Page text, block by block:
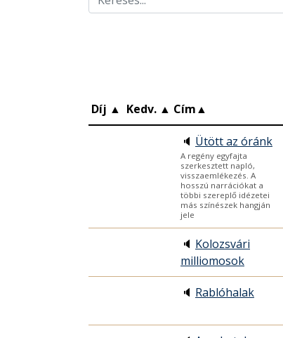
Díj ▲ Kedv. ▲ Cím▲
🔈 Ütött az óránk
A regény egyfajta
szerkesztett napló,
visszaemlékezés. A
hosszú narrációkat a
többi szereplő idézetei
más színészek hangján
jele
🔈 Kolozsvári
milliomosok
🔈 Rablóhalak